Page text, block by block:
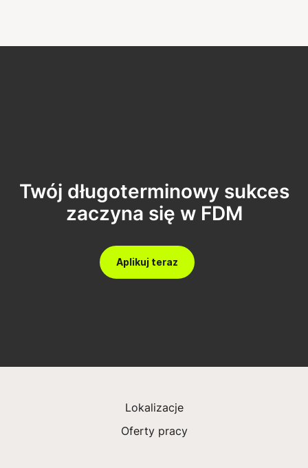
Twój długoterminowy sukces
zaczyna się w FDM
Aplikuj teraz
Lokalizacje
Oferty pracy